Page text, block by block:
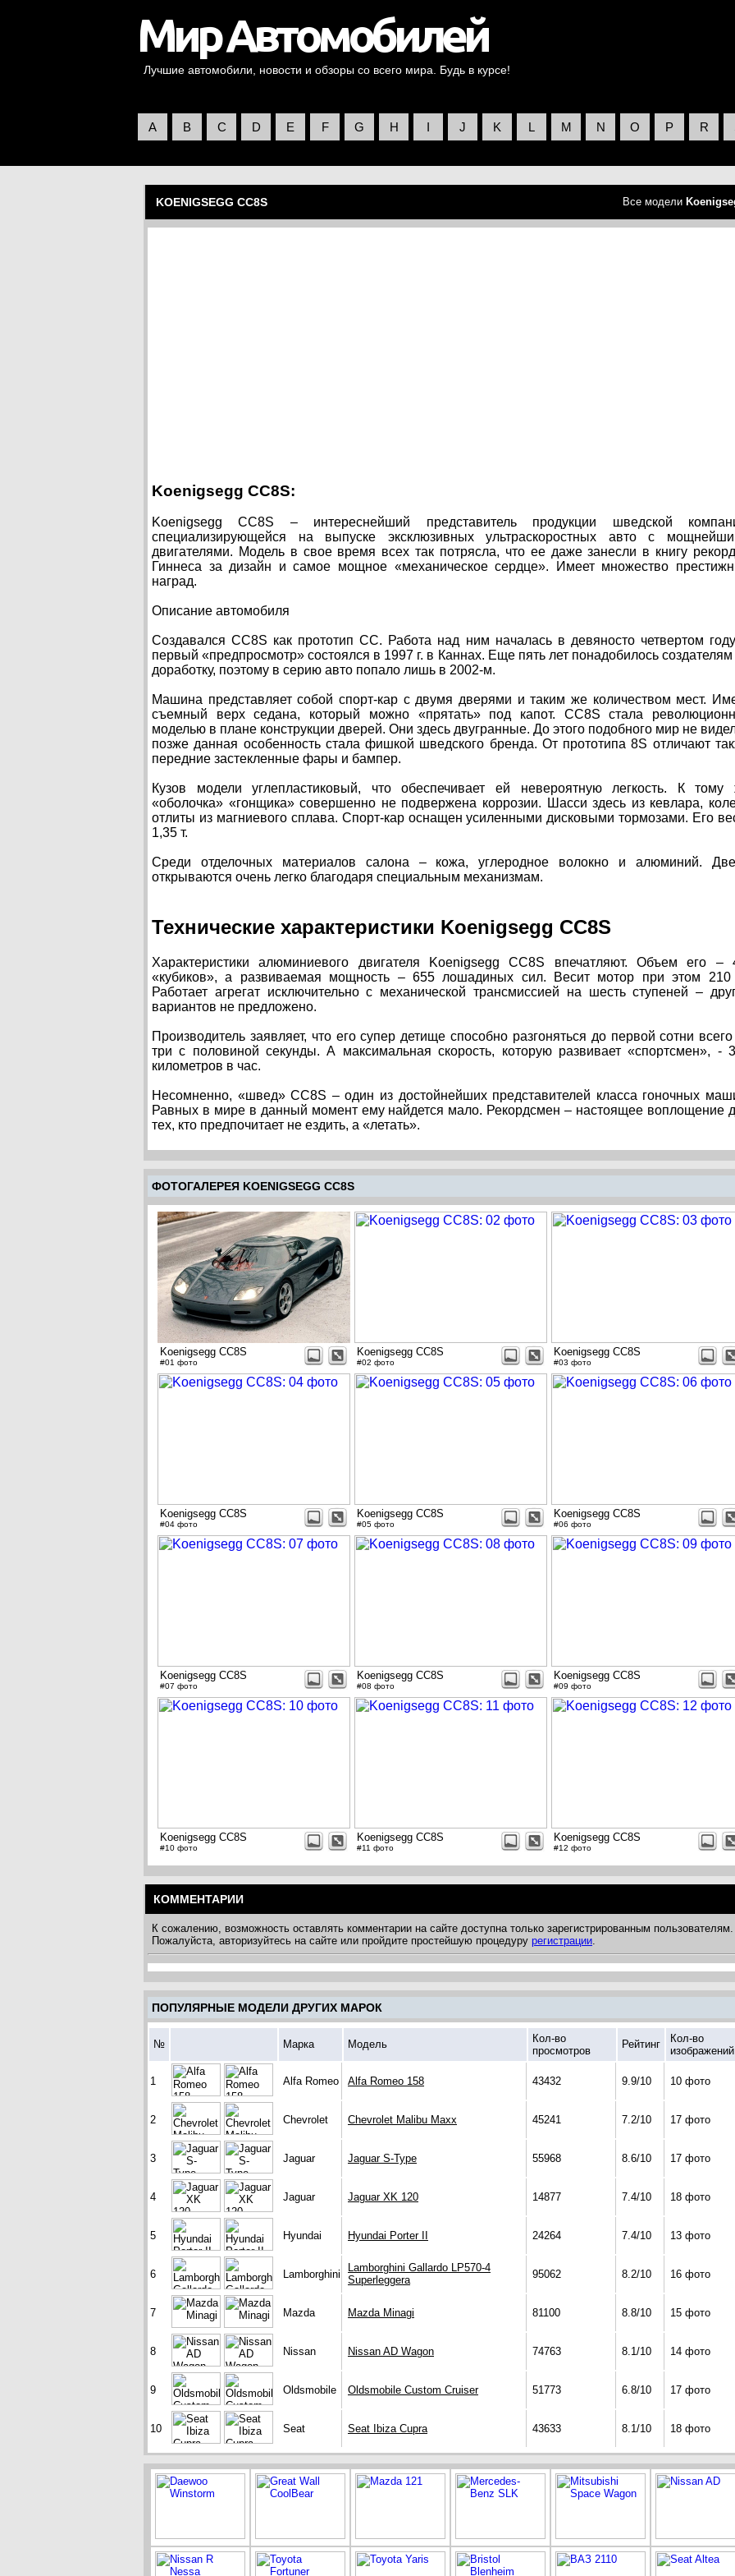
Лучшие автомобили, новости и обзоры со всего мира. Будь в курсе!
A B C D E F G H I J K L M N O P R
KOENIGSEGG CC8S Все модели
Koenigsegg CC8S:
Koenigsegg CC8S – интереснейший представитель продукции шведской
специализирующейся на выпуске эксклюзивных ультраскоростных авто с
двигателями. Модель в свое время всех так потрясла, что ее даже занесли в книгу
Гиннеса за дизайн и самое мощное «механическое сердце». Имеет множество
наград.
Описание автомобиля
Создавался CC8S как прототип СС. Работа над ним началась в девяносто четвертом
первый «предпросмотр» состоялся в 1997 г. в Каннах. Еще пять лет понадобилось
доработку, поэтому в серию авто попало лишь в 2002-м.
Машина представляет собой спорт-кар с двумя дверями и таким же количеством мест.
съемный верх седана, который можно «прятать» под капот. CC8S стала
моделью в плане конструкции дверей. Они здесь двугранные. До этого подобного мир не
позже данная особенность стала фишкой шведского бренда. От прототипа 8S отличают
передние застекленные фары и бампер.
Кузов модели углепластиковый, что обеспечивает ей невероятную легкость. К тому
«оболочка» «гонщика» совершенно не подвержена коррозии. Шасси здесь из кевлара,
отлиты из магниевого сплава. Спорт-кар оснащен усиленными дисковыми тормозами. Его
1,35 т.
Среди отделочных материалов салона – кожа, углеродное волокно и алюминий.
открываются очень легко благодаря специальным механизмам.
Технические характеристики Koenigsegg CC8S
Характеристики алюминиевого двигателя Koenigsegg CC8S впечатляют. Объем его –
«кубиков», а развиваемая мощность – 655 лошадиных сил. Весит мотор при этом 210
Работает агрегат исключительно с механической трансмиссией на шесть ступеней –
вариантов не предложено.
Производитель заявляет, что его супер детище способно разгоняться до первой сотни
три с половиной секунды. А максимальная скорость, которую развивает «спортсмен», -
километров в час.
Несомненно, «швед» CC8S – один из достойнейших представителей класса гоночных
Равных в мире в данный момент ему найдется мало. Рекордсмен – настоящее воплощение
тех, кто предпочитает не ездить, а «летать».
ФОТОГАЛЕРЕЯ KOENIGSEGG CC8S
Koenigsegg CC8S
#01 фото
Koenigsegg CC8S
#02 фото
Koenigsegg CC8S
#03 фото
Koenigsegg CC8S
#04 фото
Koenigsegg CC8S
#05 фото
Koenigsegg CC8S
#06 фото
Koenigsegg CC8S
#07 фото
Koenigsegg CC8S
#08 фото
Koenigsegg CC8S
#09 фото
Koenigsegg CC8S
#10 фото
Koenigsegg CC8S
#11 фото
Koenigsegg CC8S
#12 фото
КОММЕНТАРИИ
К сожалению, возможность оставлять комментарии на сайте доступна только зарегистрированным пользователям.
Пожалуйста, авторизуйтесь на сайте или пройдите простейшую процедуру регистрации.
ПОПУЛЯРНЫЕ МОДЕЛИ ДРУГИХ МАРОК
№ Марка Модель
Кол-во
просмотров
Рейтинг
Кол-во
изображений
1 Alfa Romeo Alfa Romeo 158 43432 9.9/10 10 фото
2 Chevrolet Chevrolet Malibu Maxx 45241 7.2/10 17 фото
3 Jaguar Jaguar S-Type 55968 8.6/10 17 фото
4 Jaguar Jaguar XK 120 14877 7.4/10 18 фото
5 Hyundai Hyundai Porter II 24264 7.4/10 13 фото
6 Lamborghini
Lamborghini Gallardo LP570-4
Superleggera
95062 8.2/10 16 фото
7 Mazda Mazda Minagi 81100 8.8/10 15 фото
8 Nissan Nissan AD Wagon 74763 8.1/10 14 фото
9 Oldsmobile Oldsmobile Custom Cruiser 51773 6.8/10 17 фото
10 Seat Seat Ibiza Cupra 43633 8.1/10 18 фото